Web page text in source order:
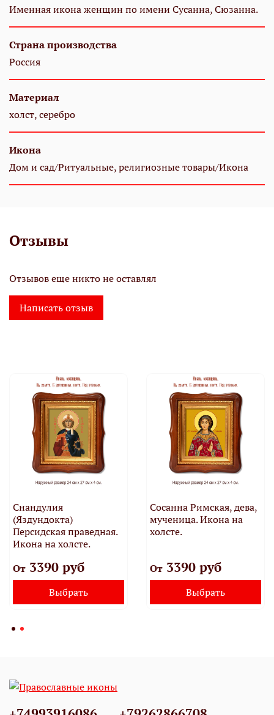
Именная икона женщин по имени Сусанна, Сюзанна.
Страна производства
Россия
Материал
холст, серебро
Икона
Дом и сад/Ритуальные, религиозные товары/Икона
Отзывы
Отзывов еще никто не оставлял
Написать отзыв
Снандулия
(Яздундокта)
Персидская праведная.
Икона на холсте.
От3390 руб
Выбрать
Сосанна Римская, дева,
мученица. Икона на
холсте.
От3390 руб
Выбрать